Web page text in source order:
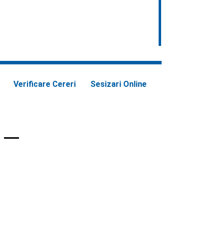
Verificare Cereri
Sesizari Online